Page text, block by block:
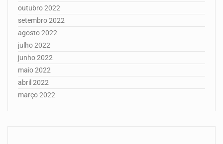
outubro 2022
setembro 2022
agosto 2022
julho 2022
junho 2022
maio 2022
abril 2022
março 2022